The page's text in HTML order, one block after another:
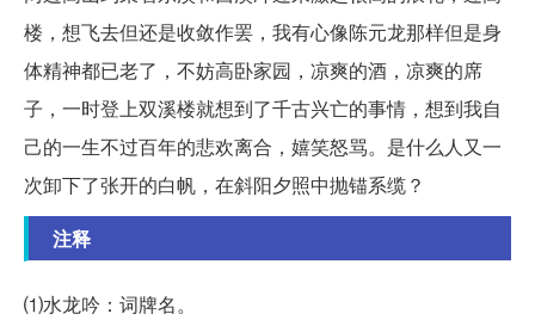
楼，想飞去但还是收敛作罢，我有心像陈元龙那样但是身
体精神都已老了，不妨高卧家园，凉爽的酒，凉爽的席
子，一时登上双溪楼就想到了千古兴亡的事情，想到我自
己的一生不过百年的悲欢离合，嬉笑怒骂。是什么人又一
次卸下了张开的白帆，在斜阳夕照中抛锚系缆？
注释
⑴水龙吟：词牌名。